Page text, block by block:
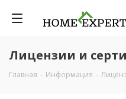
Лицензии и
Главная - Информация -